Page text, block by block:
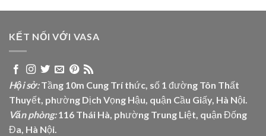
KẾT NỐI VỚI VASA
Hội sở:Tầng 10m Cung Trí thức, số 1 đường Tôn Thất
Thuyết, phường Dịch Vọng Hậu, quận Cầu Giấy, Hà Nội.
Văn phòng:116 Thái Hà, phường Trung Liệt, quận Đống
Đa, Hà Nội.